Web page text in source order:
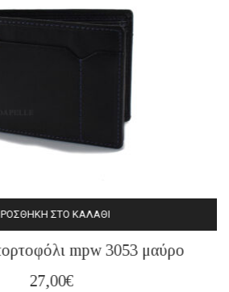
ΣΤΟ ΚΑΛΆΘΙ
mpw 3053 μαύρο
27,00€